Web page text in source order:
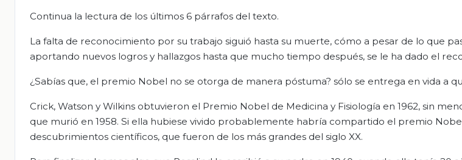
Continua la lectura de los últimos 6 párrafos del texto.
La falta de reconocimiento por su trabajo siguió hasta su muerte, cómo a pesar de lo que
aportando nuevos logros y hallazgos hasta que mucho tiempo después, se le ha dado el
¿Sabías que, el premio Nobel no se otorga de manera póstuma? sólo se entrega en vida a
Crick, Watson y Wilkins obtuvieron el Premio Nobel de Medicina y Fisiología en 1962, sin
que murió en 1958. Si ella hubiese vivido probablemente habría compartido el premio
descubrimientos científicos, que fueron de los más grandes del siglo XX.